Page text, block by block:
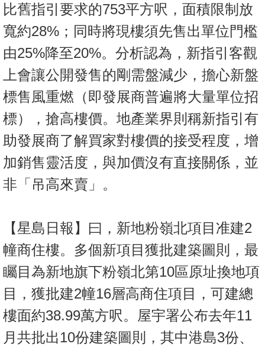
地
產
新
數
據
公
佈
置
業
於
我
們
比舊指引要求的753平方呎，面積限制放
寬約28%；同時將現樓須先售出單位門檻
由25%降至20%。分析認為，新指引客觀
上會讓公開發售的剛需盤減少，擔心新盤
標售風重燃（即發展商普遍將大量單位招
標），搶高樓價。地產業界則稱新指引有
助發展商了解買家對樓價的接受程度，增
加銷售靈活度，與加價沒有直接關係，並
非「吊高來賣」。
【星島日報】曰，新地粉嶺北項目准建2
幢商住樓。多個新項目獲批建築圖則，最
矚目為新地旗下粉嶺北第10區原址換地項
目，獲批建2幢16層高商住項目，可建總
樓面約38.99萬方呎。屋宇署公布去年11
月共批出10份建築圖則，其中港島3份、